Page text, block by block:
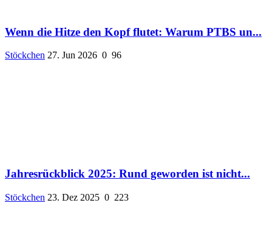
Wenn die Hitze den Kopf flutet: Warum PTBS un...
Stöckchen 27. Jun 2026 0 96
Jahresrückblick 2025: Rund geworden ist nicht...
Stöckchen 23. Dez 2025 0 223